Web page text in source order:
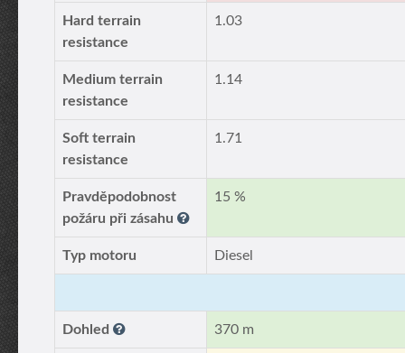
Hard terrain
resistance
1.03
Medium terrain
resistance
1.14
Soft terrain
resistance
1.71
Pravděpodobnost
požáru při zásahu
15 %
Typ motoru Diesel
Dohled 370 m